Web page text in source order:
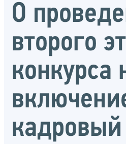
О
второго
конкурса
кадровый